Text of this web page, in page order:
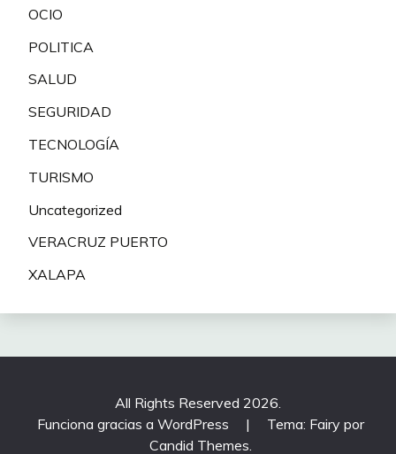
OCIO
POLITICA
SALUD
SEGURIDAD
TECNOLOGÍA
TURISMO
Uncategorized
VERACRUZ PUERTO
XALAPA
All Rights Reserved 2026.
Funciona gracias a WordPress
|
Tema: Fairy por
Candid Themes.